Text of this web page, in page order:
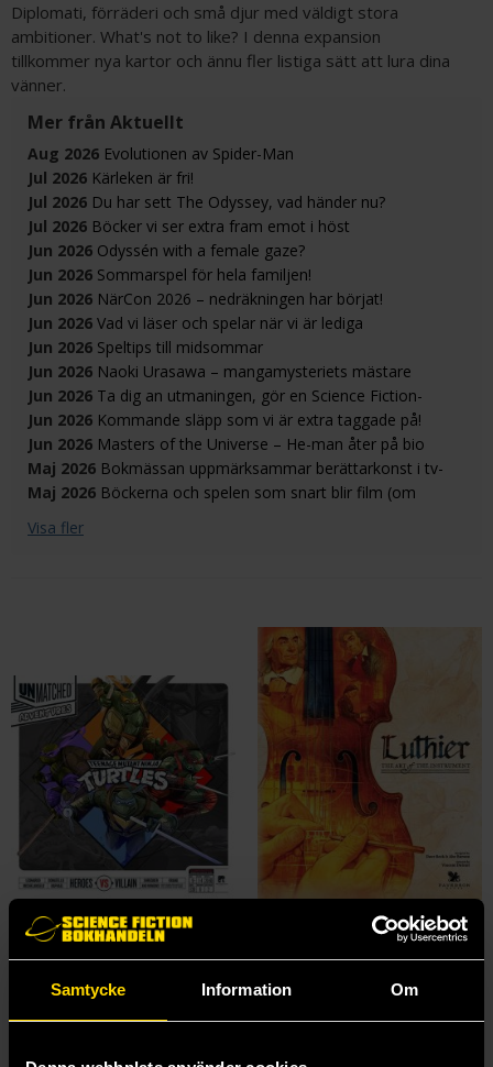
Samtycke Information Om
Diplomati, förräderi och små djur med väldigt stora
ambitioner. What's not to like? I denna expansion
tillkommer nya kartor och ännu fler listiga sätt att lura dina
vänner.
Mer från Aktuellt
Aug 2026 Evolutionen av Spider-Man
Jul 2026 Kärleken är fri!
Jul 2026 Du har sett The Odyssey, vad händer nu?
Jul 2026 Böcker vi ser extra fram emot i höst
Jun 2026 Odyssén with a female gaze?
Jun 2026 Sommarspel för hela familjen!
Jun 2026 NärCon 2026 – nedräkningen har börjat!
Jun 2026 Vad vi läser och spelar när vi är lediga
Jun 2026 Speltips till midsommar
Jun 2026 Naoki Urasawa – mangamysteriets mästare
Jun 2026 Ta dig an utmaningen, gör en Science Fiction-
Bokhandeln klassiker!
Jun 2026 Kommande släpp som vi är extra taggade på!
Jun 2026 Masters of the Universe – He-man åter på bio
Maj 2026 Bokmässan uppmärksammar berättarkonst i tv-
spel
Maj 2026 Böckerna och spelen som snart blir film (om
Visa fler
Unmatched